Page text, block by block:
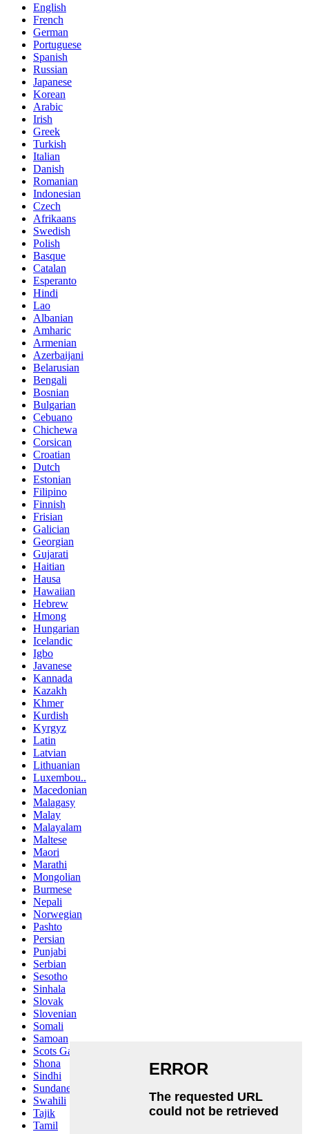
English
French
German
Portuguese
Spanish
Russian
Japanese
Korean
Arabic
Irish
Greek
Turkish
Italian
Danish
Romanian
Indonesian
Czech
Afrikaans
Swedish
Polish
Basque
Catalan
Esperanto
Hindi
Lao
Albanian
Amharic
Armenian
Azerbaijani
Belarusian
Bengali
Bosnian
Bulgarian
Cebuano
Chichewa
Corsican
Croatian
Dutch
Estonian
Filipino
Finnish
Frisian
Galician
Georgian
Gujarati
Haitian
Hausa
Hawaiian
Hebrew
Hmong
Hungarian
Icelandic
Igbo
Javanese
Kannada
Kazakh
Khmer
Kurdish
Kyrgyz
Latin
Latvian
Lithuanian
Luxembou..
Macedonian
Malagasy
Malay
Malayalam
Maltese
Maori
Marathi
Mongolian
Burmese
Nepali
Norwegian
Pashto
Persian
Punjabi
Serbian
Sesotho
Sinhala
Slovak
Slovenian
Somali
Samoan
Scots Gaelic
Shona
Sindhi
Sundanese
Swahili
Tajik
Tamil